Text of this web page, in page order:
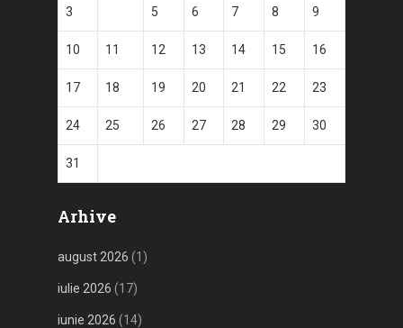
3 5 6 7 8 9
10 11 12 13 14 15 16
17 18 19 20 21 22 23
24 25 26 27 28 29 30
31
Arhive
august 2026 (1)
iulie 2026 (17)
iunie 2026 (14)